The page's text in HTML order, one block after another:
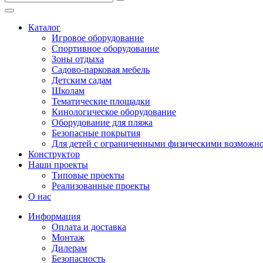
Безопасные покрытия
Игровые комплексы от 3 до 7 лет
Игровые комплексы от 5 до 12 лет
Горки
Игровые элементы
Качели балансирные
Качалки на пружине
Качели
Песочницы
Песочные городки
Детские столики и скамьи
Домики-беседки
Теневые навесы и сцены
Развивающие игровые элементы
ПДД для детей
Спортивное оборудование
Оборудование для пляжа
Безопасные покрытия
Для детей с ограниченными физическими
Каталог
Игровое оборудование
Спортивное оборудование
Зоны отдыха
Садово-парковая мебель
Детским садам
Школам
Тематические площадки
Кинологическое оборудование
Оборудование для пляжа
Безопасные покрытия
Для детей с ограниченными физическими
Конструктор
Наши проекты
Типовые проекты
Реализованные проекты
О нас
Информация
Оплата и доставка
Монтаж
Дилерам
Безопасность